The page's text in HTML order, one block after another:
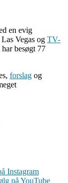
en evig
Vegas og TV-
har besøgt 77
forslag og